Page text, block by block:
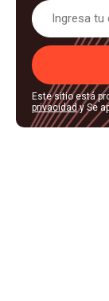
Este sitio está
privacidady Se